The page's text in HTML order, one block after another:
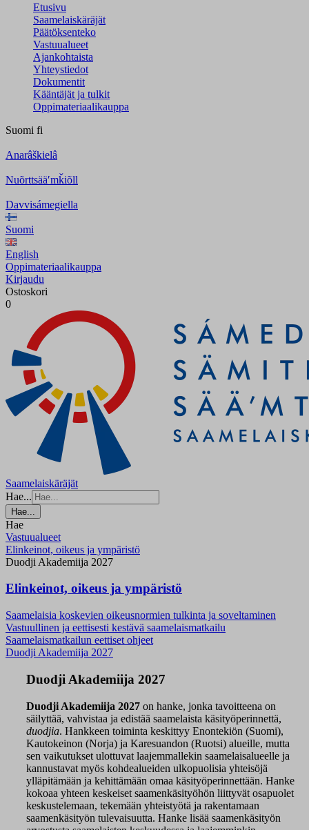
Etusivu
Saamelaiskäräjät
Päätöksenteko
Vastuualueet
Ajankohtaista
Yhteystiedot
Dokumentit
Kääntäjät ja tulkit
Oppimateriaalikauppa
Suomi fi
Anarâškielâ
Nuõrttsääʹmǩiõll
Davvisámegiella
Suomi
English
Oppimateriaalikauppa
Kirjaudu
Ostoskori
0
Saamelaiskäräjät
Hae...
Hae...
Hae
Vastuualueet
Elinkeinot, oikeus ja ympäristö
Duodji Akademiija 2027
Elinkeinot, oikeus ja ympäristö
Saamelaisia koskevien oikeusnormien tulkinta ja soveltaminen
Vastuullinen ja eettisesti kestävä saamelaismatkailu
Saamelaismatkailun eettiset ohjeet
Duodji Akademiija 2027
Duodji Akademiija 2027
Duodji Akademiija 2027 on hanke, jonka tavoitteena on
säilyttää, vahvistaa ja edistää saamelaista käsityöperinnettä,
duodjia. Hankkeen toiminta keskittyy Enontekiön (Suomi),
Kautokeinon (Norja) ja Karesuandon (Ruotsi) alueille, mutta
sen vaikutukset ulottuvat laajemmallekin saamelaisalueelle ja
kannustavat myös kohdealueiden ulkopuolisia yhteisöjä
ylläpitämään ja kehittämään omaa käsityöperinnettään. Hanke
kokoaa yhteen keskeiset saamenkäsityöhön liittyvät osapuolet
keskustelemaan, tekemään yhteistyötä ja rakentamaan
saamenkäsityön tulevaisuutta. Hanke lisää saamenkäsityön